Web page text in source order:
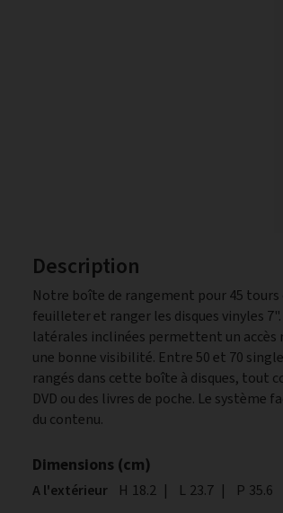
Description
Notre boîte de rangement pour 45
feuilleter et ranger les disques vinyles
latérales inclinées permettent un accès
une bonne visibilité. Entre 50 et 70
rangés dans cette boîte à disques, tout
DVD ou des livres de poche. Le système
du contenu.
Dimensions (cm)
A l'extérieur Hauteur
H 18.2 | Largeur
L 23.7 | P 35.6